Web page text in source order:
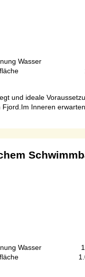
Wasser
und ideale
Inneren
Wasser